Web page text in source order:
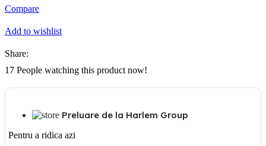
din
Compare
Add to wishlist
Share:
17 People watching this product now!
Preluare de la Harlem Group
Pentru a ridica azi